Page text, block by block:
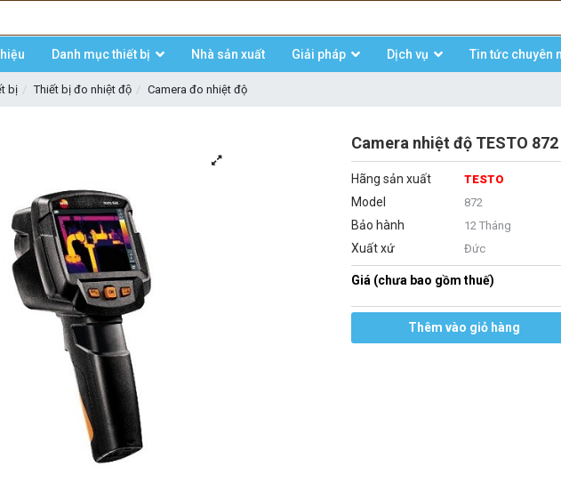
Danh mục thiết bị Nhà sản xuất Giải pháp Dịch vụ Tin tức chuyên
bị Thiết bị đo nhiệt độ Camera đo nhiệt độ
Camera nhiệt độ TESTO
Hãng sản xuất TESTO
Model 872
Bảo hành 12 Tháng
Xuất xứ Đức
Giá (chưa bao gồm thuế)
Thêm vào giỏ hàng